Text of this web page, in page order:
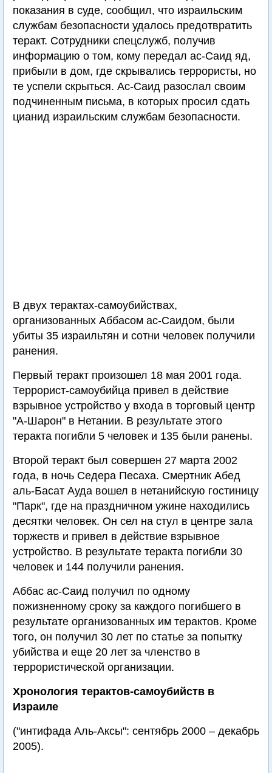
показания в суде, сообщил, что израильским
службам безопасности удалось предотвратить
теракт. Сотрудники спецслужб, получив
информацию о том, кому передал ас-Саид яд,
прибыли в дом, где скрывались террористы, но
те успели скрыться. Ас-Саид разослал своим
подчиненным письма, в которых просил сдать
цианид израильским службам безопасности.
В двух терактах-самоубийствах,
организованных Аббасом ас-Саидом, были
убиты 35 израильтян и сотни человек получили
ранения.
Первый теракт произошел 18 мая 2001 года.
Террорист-самоубийца привел в действие
взрывное устройство у входа в торговый центр
"А-Шарон" в Нетании. В результате этого
теракта погибли 5 человек и 135 были ранены.
Второй теракт был совершен 27 марта 2002
года, в ночь Седера Песаха. Смертник Абед
аль-Басат Ауда вошел в нетанийскую гостиницу
"Парк", где на праздничном ужине находились
десятки человек. Он сел на стул в центре зала
торжеств и привел в действие взрывное
устройство. В результате теракта погибли 30
человек и 144 получили ранения.
Аббас ас-Саид получил по одному
пожизненному сроку за каждого погибшего в
результате организованных им терактов. Кроме
того, он получил 30 лет по статье за попытку
убийства и еще 20 лет за членство в
террористической организации.
Хронология терактов-самоубийств в
Израиле
("интифада Аль-Аксы": сентябрь 2000 – декабрь
2005).